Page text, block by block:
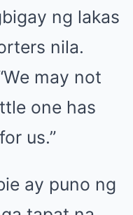
ng lakas
nila.
may not
one has
us.”
ay puno ng